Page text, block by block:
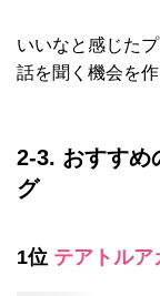
いいなと感じた
話を聞く機会を
2-3. おすすめ
グ
1位 テアトルア